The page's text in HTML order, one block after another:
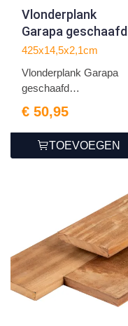
Vlonderplank
Garapa geschaafd
2.1x14.5x425cm
425x14,5x2,1cm
Vlonderplank Garapa
geschaafd
€ 50,95
TOEVOEGEN